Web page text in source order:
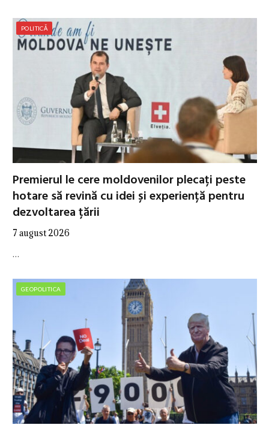
POLITICĂ
Premierul le cere moldovenilor plecați peste
hotare să revină cu idei și experiență pentru
dezvoltarea țării
7 august 2026
…
GEOPOLITICA